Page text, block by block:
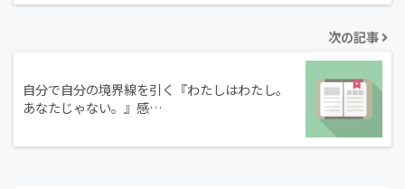
次の記事
自分で自分の境界線を引く『わたしはわたし。
あなたじゃない。』感…